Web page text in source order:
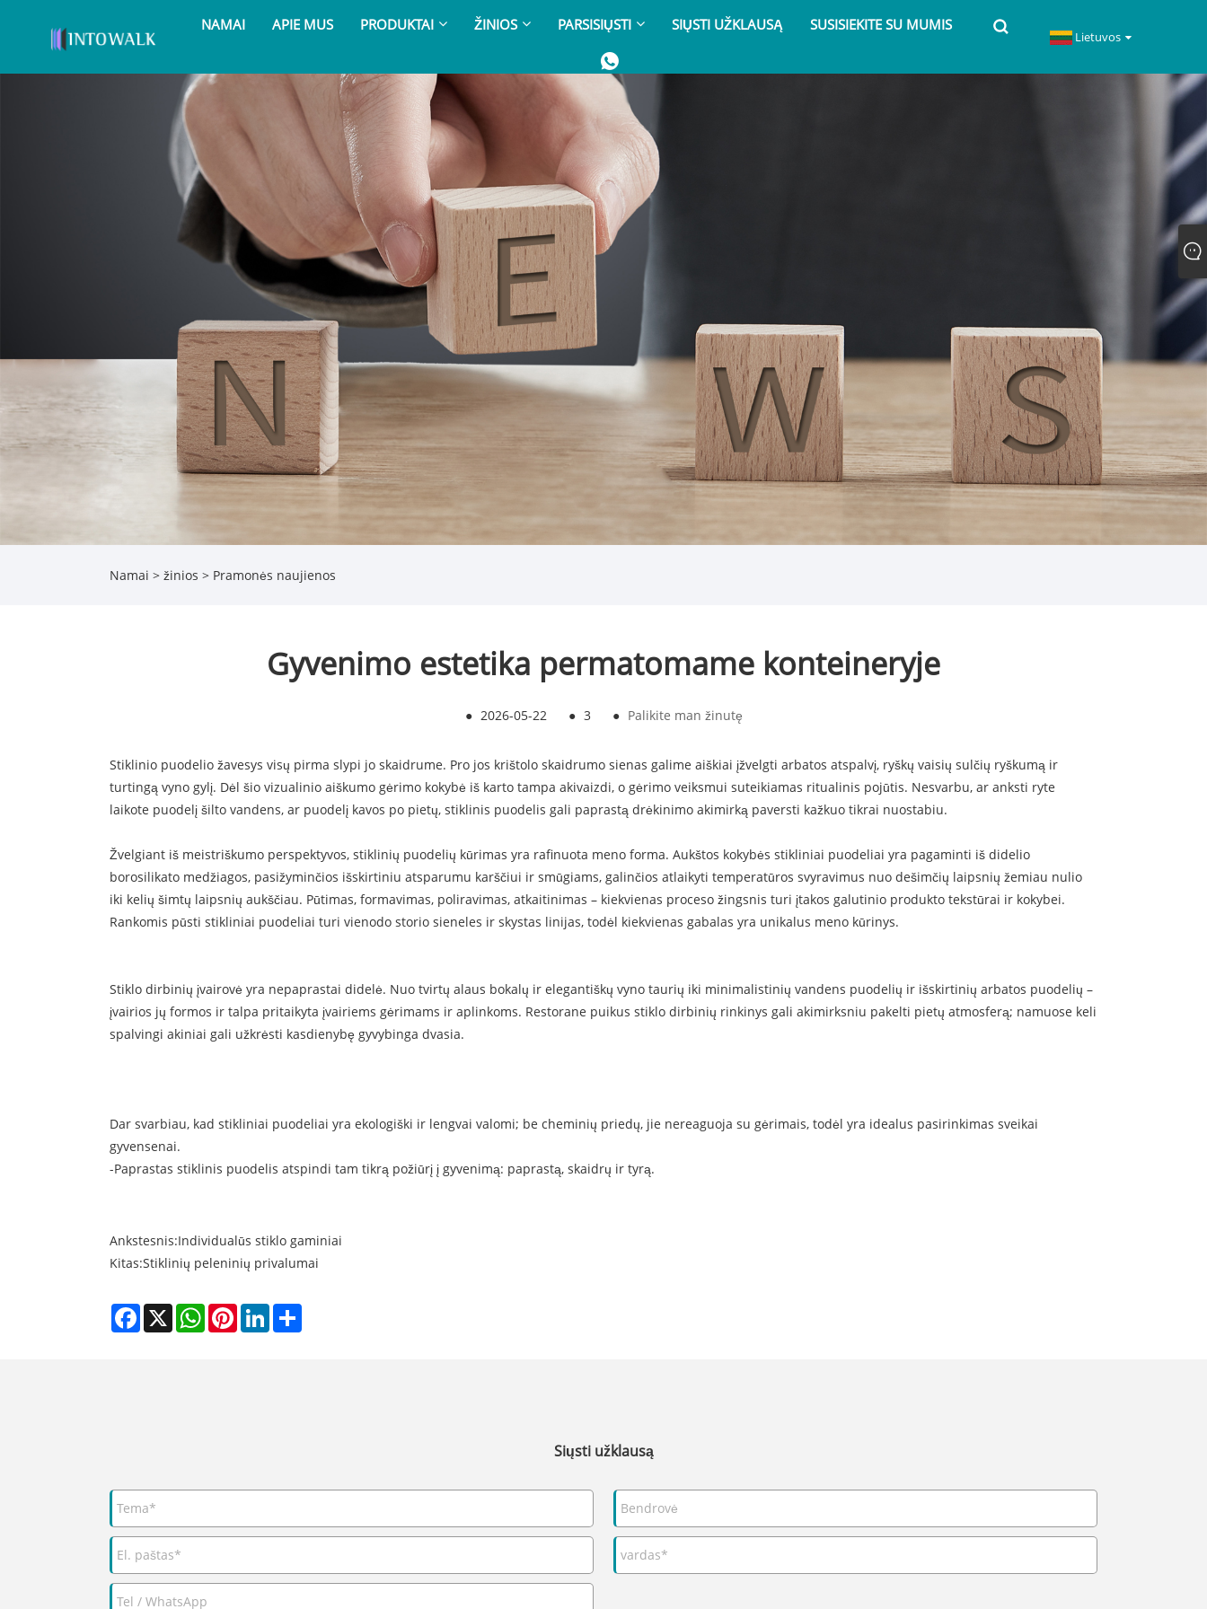
NAMAI APIE MUS PRODUKTAI ŽINIOS PARSISIŲSTI SIŲSTI UŽKLAUSĄ SUSISIEKITE SU MUMIS
Lietuvos
Namai > žinios > Pramonės naujienos
Gyvenimo estetika permatomame konteineryje
● 2026-05-22 ● 3 ● Palikite man žinutę
Stiklinio puodelio žavesys visų pirma slypi jo skaidrume. Pro jos krištolo skaidrumo sienas galime aiškiai įžvelgti arbatos atspalvį, ryškų vaisių sulčių ryškumą ir
turtingą vyno gylį. Dėl šio vizualinio aiškumo gėrimo kokybė iš karto tampa akivaizdi, o gėrimo veiksmui suteikiamas ritualinis pojūtis. Nesvarbu, ar anksti ryte
laikote puodelį šilto vandens, ar puodelį kavos po pietų, stiklinis puodelis gali paprastą drėkinimo akimirką paversti kažkuo tikrai nuostabiu.
Žvelgiant iš meistriškumo perspektyvos, stiklinių puodelių kūrimas yra rafinuota meno forma. Aukštos kokybės stikliniai puodeliai yra pagaminti iš didelio
borosilikato medžiagos, pasižyminčios išskirtiniu atsparumu karščiui ir smūgiams, galinčios atlaikyti temperatūros svyravimus nuo dešimčių laipsnių žemiau nulio
iki kelių šimtų laipsnių aukščiau. Pūtimas, formavimas, poliravimas, atkaitinimas – kiekvienas proceso žingsnis turi įtakos galutinio produkto tekstūrai ir kokybei.
Rankomis pūsti stikliniai puodeliai turi vienodo storio sieneles ir skystas linijas, todėl kiekvienas gabalas yra unikalus meno kūrinys.
Stiklo dirbinių įvairovė yra nepaprastai didelė. Nuo tvirtų alaus bokalų ir elegantiškų vyno taurių iki minimalistinių vandens puodelių ir išskirtinių arbatos puodelių –
įvairios jų formos ir talpa pritaikyta įvairiems gėrimams ir aplinkoms. Restorane puikus stiklo dirbinių rinkinys gali akimirksniu pakelti pietų atmosferą; namuose keli
spalvingi akiniai gali užkrėsti kasdienybę gyvybinga dvasia.
Dar svarbiau, kad stikliniai puodeliai yra ekologiški ir lengvai valomi; be cheminių priedų, jie nereaguoja su gėrimais, todėl yra idealus pasirinkimas sveikai
gyvensenai.
-Paprastas stiklinis puodelis atspindi tam tikrą požiūrį į gyvenimą: paprastą, skaidrų ir tyrą.
Ankstesnis:Individualūs stiklo gaminiai
Kitas:Stiklinių peleninių privalumai
Facebook
X WhatsAppPinterestLinkedIn
Siųsti užklausą